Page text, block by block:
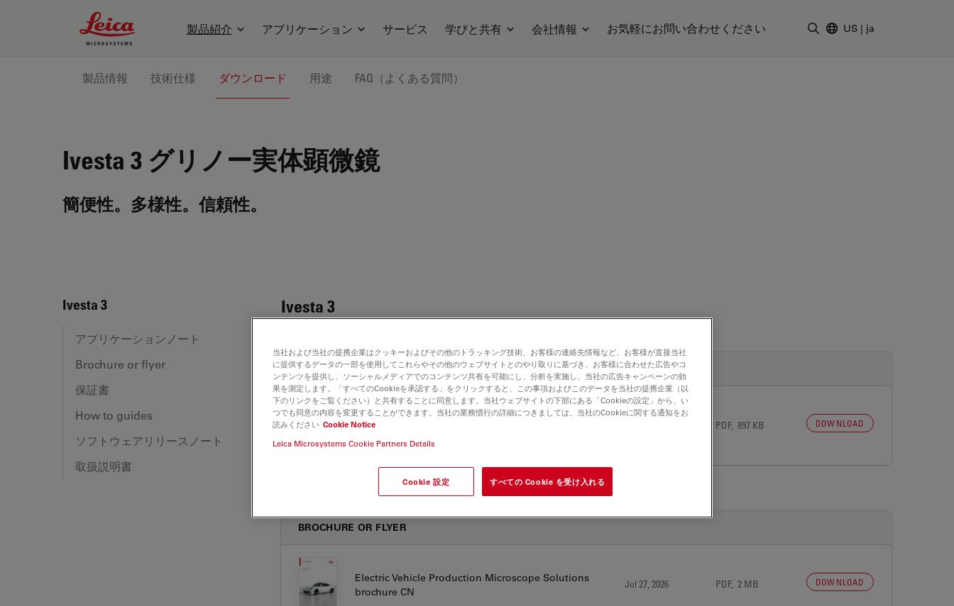
Leica Microsystems Logo
製品紹介 アプリケーション サービス 学びと共有 会社情報 お気軽にお問い合わせください US | ja
製品情報 技術仕様 ダウンロード 用途 FAQ（よくある質問）
Ivesta 3 グリノー実体顕微鏡
簡便性。多様性。信頼性。
Ivesta 3
アプリケーションノート
Brochure or flyer
保証書
How to guides
ソフトウェアリリースノート
取扱説明書
Ivesta 3
アプリケーションノート
Top challenges for visual inspection EN MC-0006141
PDF, 897 KB DOWNLOAD
BROCHURE OR FLYER
Electric Vehicle Production Microscope Solutions
brochure CN
Jul 27, 2026 PDF, 2 MB DOWNLOAD
当社および当社の提携企業はクッキーおよびその他のトラッキング技術、お客様の連絡先情報など、お客様が直接当社
に提供するデータの一部を使用してこれらやその他のウェブサイトとのやり取りに基づき、お客様に合わせた広告やコ
ンテンツを提供し、ソーシャルメディアでのコンテンツ共有を可能にし、分析を実施し、当社の広告キャンペーンの効
果を測定します。「すべてのCookieを承認する」をクリックすると、この事項およびこのデータを当社の提携企業（以
下のリンクをご覧ください）と共有することに同意します。当社ウェブサイトの下部にある「Cookieの設定」から、い
つでも同意の内容を変更することができます。当社の業務慣行の詳細につきましては、当社のCookieに関する通知をお
読みください Cookie Notice
Leica Microsystems Cookie Partners Details
Cookie 設定 すべての Cookie を受け入れる